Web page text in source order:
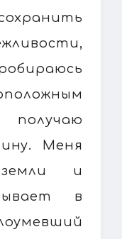
Меня
и
в